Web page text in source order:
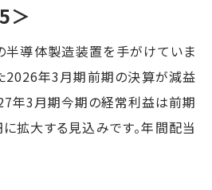
＞
導体製造装置を手がけていま
2026年3月期前期の決算が減益
年3月期今期の経常利益は前期
拡大する見込みです。年間配当